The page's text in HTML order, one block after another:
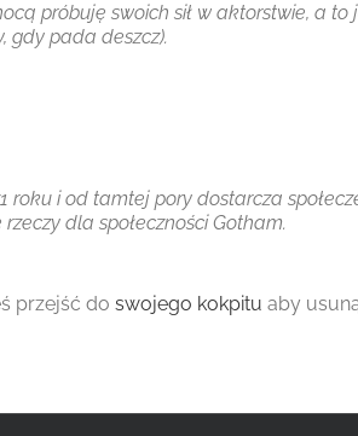
próbuję swoich sił w aktorstwie, a
gdy pada deszcz).
roku i od tamtej pory dostarcza
dla społeczności Gotham.
przejść do swojego kokpitu aby